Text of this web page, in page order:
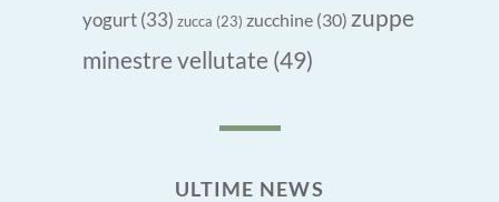
yogurt(33) zucca (23) zucchine (30) zuppe
minestre vellutate (49)
ULTIME NEWS